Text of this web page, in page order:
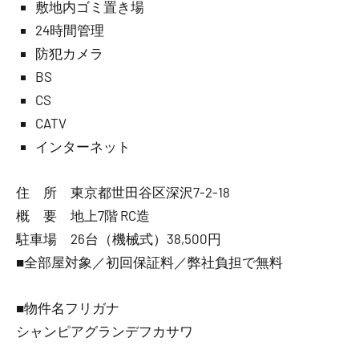
敷地内ゴミ置き場
24時間管理
防犯カメラ
BS
CS
CATV
インターネット
住 所 東京都世田谷区深沢7-2-18
概 要 地上7階 RC造
駐車場 26台（機械式）38,500円
■全部屋対象／初回保証料／弊社負担で無料
■物件名フリガナ
シャンピアグランデフカサワ